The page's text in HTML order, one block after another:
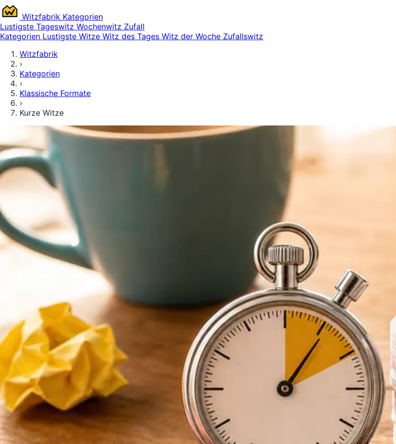
Witzfabrik Kategorien
Lustigste Tageswitz Wochenwitz Zufall
Kategorien Lustigste Witze Witz des Tages Witz der Woche Zufallswitz
Witzfabrik
›
Kategorien
›
Klassische Formate
›
Kurze Witze